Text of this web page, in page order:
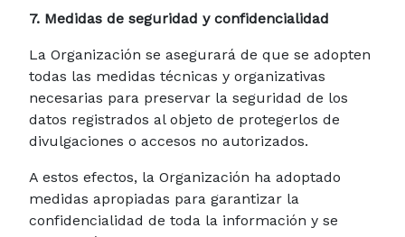
7. Medidas de seguridad y confidencialidad
La Organización se asegurará de que se adopten
todas las medidas técnicas y organizativas
necesarias para preservar la seguridad de los
datos registrados al objeto de protegerlos de
divulgaciones o accesos no autorizados.
A estos efectos, la Organización ha adoptado
medidas apropiadas para garantizar la
confidencialidad de toda la información y se